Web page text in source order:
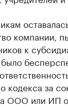
компании,
к
кодекса за
ООО или ИП